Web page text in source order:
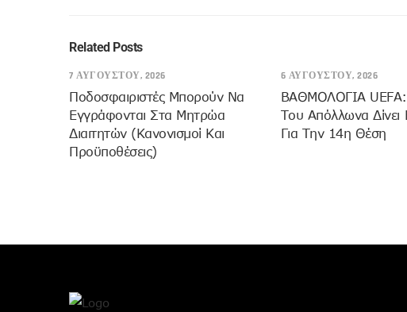
Related Posts
7 ΑΥΓΟΎΣΤΟΥ, 2026
Ποδοσφαιριστές Μπορούν Να
Εγγράφονται Στα Μητρώα
Διαιτητών (κανονισμοί Και
Προϋποθέσεις)
6 ΑΥΓΟΎΣΤΟΥ, 2026
ΒΑΘΜΟΛΟΓΙΑ
Του Απόλλωνα Δίνει
Για Την 14η Θέση